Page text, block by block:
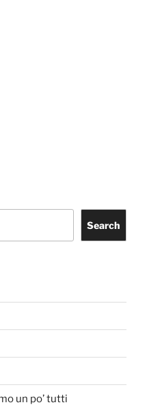
Search
un po’ tutti